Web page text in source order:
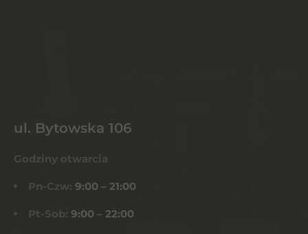
ul. Bytowska 106
Godziny otwarcia
Pn-Czw: 9:00 – 21:00
Pt-Sob: 9:00 – 22:00